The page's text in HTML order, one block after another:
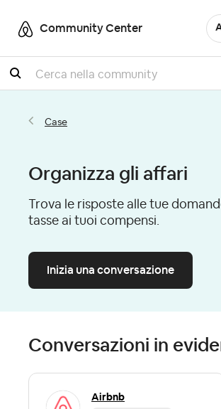
Community Center
Cercare
Case
Organizza gli affari
Trova le risposte alle tue
tasse ai tuoi compensi.
Inizia una conversazione
Conversazioni in
Airbnb